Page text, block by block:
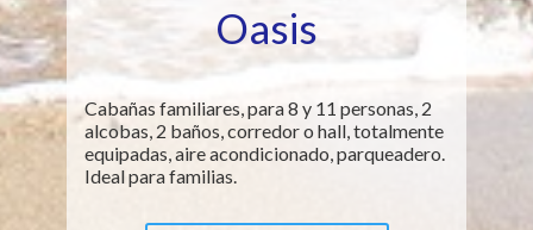
Oasis
Cabañas familiares, para 8 y 11 personas, 2
alcobas, 2 baños, corredor o hall, totalmente
equipadas, aire acondicionado, parqueadero.
Ideal para familias.